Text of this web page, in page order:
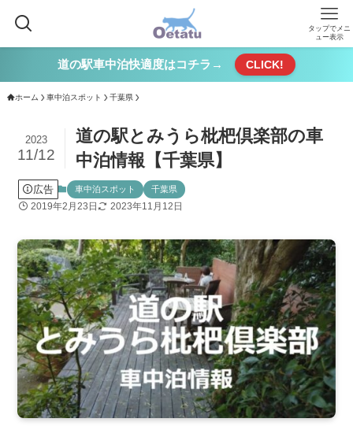
タップでメニ
ュー表示
道の駅車中泊快適度はコチラ→ CLICK!
ホーム 車中泊スポット 千葉県
道の駅とみうら枇杷倶楽部の車
中泊情報【千葉県】
2023
11/12
広告 車中泊スポット 千葉県
2019年2月23日 2023年11月12日